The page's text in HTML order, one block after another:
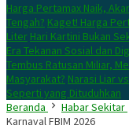
Harga Pertamax Naik,
Tengah? Kaget! Harga
Liter Hari Kartini Bukan
Era Tekanan Sosial dan
Tembus Ratusan Miliar,
Masyarakat? Narasi Liar
Seperti yang Dituduhkan
Beranda
Habar Sekitar
Karnaval FBIM 2026